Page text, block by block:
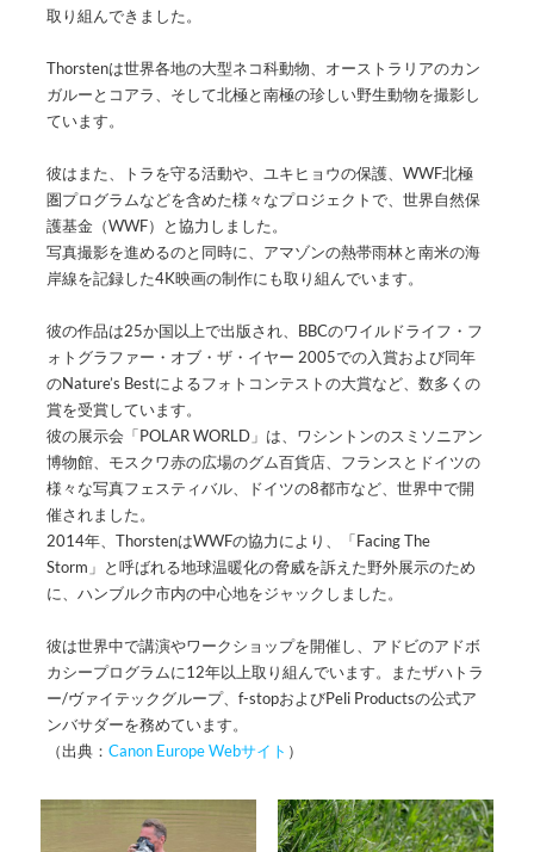
取り組んできました。
Thorstenは世界各地の大型ネコ科動物、オーストラリアのカン
ガルーとコアラ、そして北極と南極の珍しい野生動物を撮影し
ています。
彼はまた、トラを守る活動や、ユキヒョウの保護、WWF北極
圏プログラムなどを含めた様々なプロジェクトで、世界自然保
護基金（WWF）と協力しました。
写真撮影を進めるのと同時に、アマゾンの熱帯雨林と南米の海
岸線を記録した4K映画の制作にも取り組んでいます。
彼の作品は25か国以上で出版され、BBCのワイルドライフ・フ
ォトグラファー・オブ・ザ・イヤー 2005での入賞および同年
のNature’s Bestによるフォトコンテストの大賞など、数多くの
賞を受賞しています。
彼の展示会「POLAR WORLD」は、ワシントンのスミソニアン
博物館、モスクワ赤の広場のグム百貨店、フランスとドイツの
様々な写真フェスティバル、ドイツの8都市など、世界中で開
催されました。
2014年、ThorstenはWWFの協力により、「Facing The
Storm」と呼ばれる地球温暖化の脅威を訴えた野外展示のため
に、ハンブルク市内の中心地をジャックしました。
彼は世界中で講演やワークショップを開催し、アドビのアドボ
カシープログラムに12年以上取り組んでいます。またザハトラ
ー/ヴァイテックグループ、f-stopおよびPeli Productsの公式ア
ンバサダーを務めています。
（出典： Canon Europe Webサイト ）